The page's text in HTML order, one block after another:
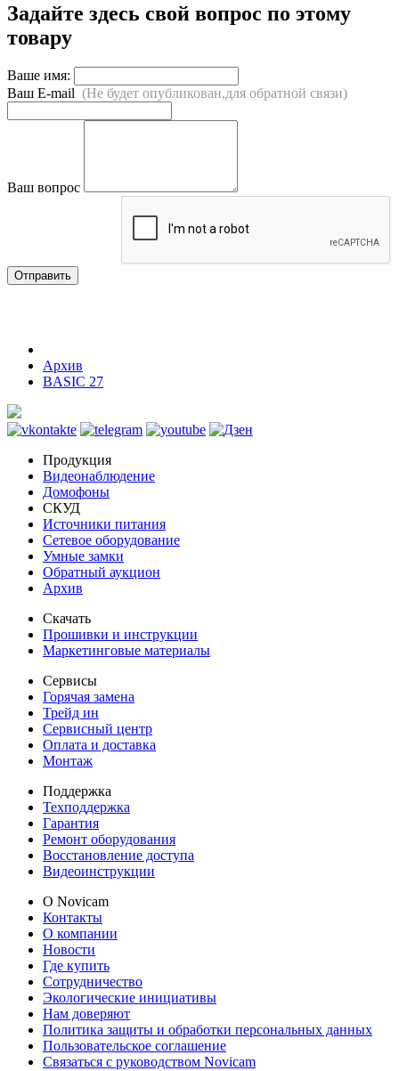
Задайте здесь свой вопрос по этому
товару
Ваше имя:
Ваш E-mail (Не будет опубликован,для обратной связи)
Ваш вопрос
Отправить
Архив
BASIC 27
Продукция
Видеонаблюдение
Домофоны
СКУД
Источники питания
Сетевое оборудование
Умные замки
Обратный аукцион
Архив
Скачать
Прошивки и инструкции
Маркетинговые материалы
Сервисы
Горячая замена
Трейд ин
Сервисный центр
Оплата и доставка
Монтаж
Поддержка
Техподдержка
Гарантия
Ремонт оборудования
Восстановление доступа
Видеоинструкции
О Novicam
Контакты
О компании
Новости
Где купить
Сотрудничество
Экологические инициативы
Нам доверяют
Политика защиты и обработки персональных данных
Пользовательское соглашение
Связаться с руководством Novicam